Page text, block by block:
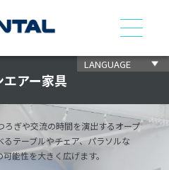
LANGUAGE
エアー家具
ろぎや交流の時間を演出するオープ
テーブルやチェア、パラソルな
能性を大きく広げます。